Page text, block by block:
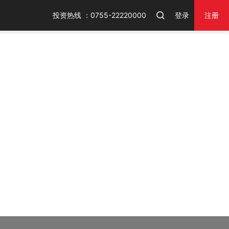
投资热线 ：0755-22220000 登录 注册